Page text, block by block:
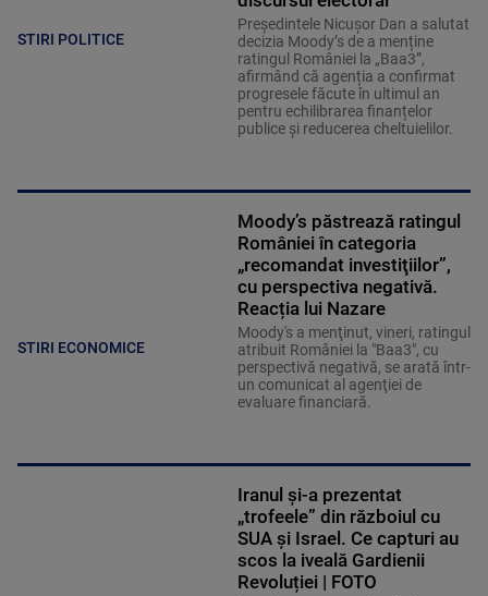
STIRI POLITICE
Președintele Nicușor Dan a salutat
decizia Moody’s de a menține
ratingul României la „Baa3”,
afirmând că agenția a confirmat
progresele făcute în ultimul an
pentru echilibrarea finanțelor
publice și reducerea cheltuielilor.
STIRI ECONOMICE
Moody’s păstrează ratingul
României în categoria
„recomandat investiţiilor”,
cu perspectiva negativă.
Reacția lui Nazare
Moody's a menţinut, vineri, ratingul
atribuit României la "Baa3", cu
perspectivă negativă, se arată într-
un comunicat al agenţiei de
evaluare financiară.
Iranul și-a prezentat
„trofeele” din războiul cu
SUA și Israel. Ce capturi au
scos la iveală Gardienii
Revoluției | FOTO